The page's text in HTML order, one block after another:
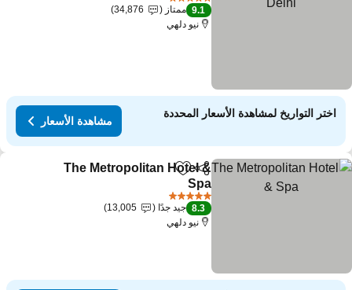
9.1 ممتاز
34,876
نيو دلهي
اختر التواريخ لمشاهدة الأسعار المحددة
مشاهدة الأسعار
مشاركةAdd to favorites
The Metropolitan Hotel &
Spa
8.3 جيد جدًا
13,005
نيو دلهي